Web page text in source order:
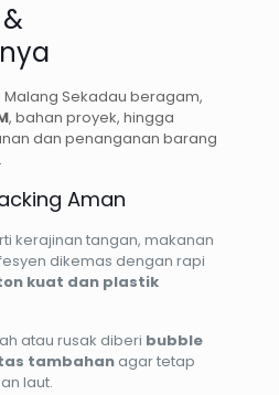
Sekadau beragam,
, bahan proyek, hingga
dan penanganan barang
Aman
kerajinan tangan, makanan
dikemas dengan rapi
kuat dan plastik
atau rusak diberi bubble
tambahanagar tetap
laut.